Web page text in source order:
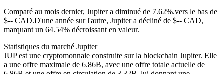
Futures USDC
Comparé au mois dernier, Jupiter a diminué de 7.62%.vers le bas de
$-- CAD.D'une année sur l'autre, Jupiter a décliné de $-- CAD,
marquant un 64.54% décroissant en valeur.
Statistiques du marché Jupiter
JUP est une cryptomonnaie construite sur la blockchain Jupiter. Elle
a une offre maximale de 6.86B, avec une offre totale actuelle de